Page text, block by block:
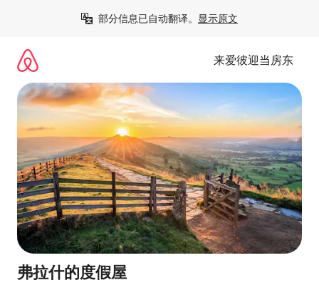
部分信息已自动翻译。 显示原文
来爱彼迎当房东
弗拉什的度假屋